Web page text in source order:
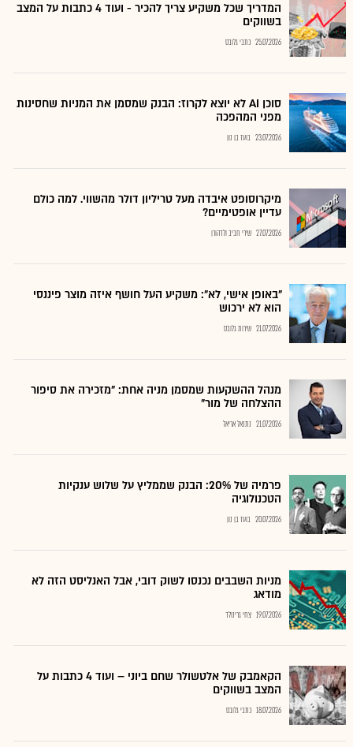
המדריך שכל משקיע צריך להכיר - ועוד 4 כתבות על המצב
בשווקים
25.07.2026 כתבי גלובס
סוכן AI לא יוצא לקרוז: הבנק שמסמן את המניות שחסינות
מפני המהפכה
23.07.2026 בועז בן נון
מיקרוסופט איבדה מעל טריליון דולר מהשווי. למה כולם
עדיין אופטימיים?
27.07.2026 שירי חביב ולדהורן
"באופן אישי, לא": משקיע העל חושף איזה מוצר פיננסי
הוא לא ירכוש
21.07.2026 שירות גלובס
מנהל ההשקעות שמסמן מניה אחת: "מזכירה את סיפור
ההצלחה של מור"
21.07.2026 נתנאל אריאל
פרמיה של 20%: הבנק שממליץ על שלוש ענקיות
הטכנולוגיה
20.07.2026 בועז בן נון
מניות השבבים נכנסו לשוק דובי, אבל האנליסט הזה לא
מודאג
19.07.2026 צחי גרינולד
הקאמבק של אלטשולר שחם ביוני – ועוד 4 כתבות על
המצב בשווקים
18.07.2026 כתבי גלובס